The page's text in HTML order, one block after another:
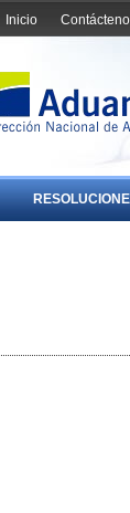
Inicio